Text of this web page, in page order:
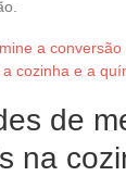
a
cozinha e a
de
na